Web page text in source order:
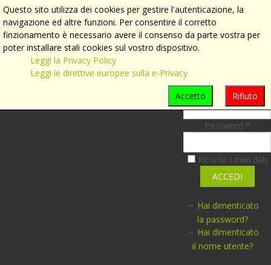
MENU
Accedi
Nome Utente *
Password *
Ricorda i miei dati
Hai dimenticato
la password?
Hai dimenticato
il nome utente?
Questo sito utilizza dei cookies per gestire l'autenticazione, la
navigazione ed altre funzioni. Per consentire il corretto
finzionamento è necessario avere il consenso da parte vostra per
poter installare stali cookies sul vostro dispositivo.
Leggi la Privacy Policy
Leggi le direttive europee sulla e-Privacy
Rifiuto
Accetto